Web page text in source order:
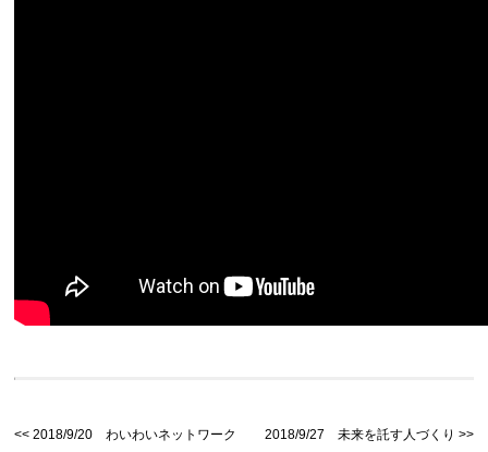
2018/9/20 わいわいネットワーク 2018/9/27 未来を託す人づくり